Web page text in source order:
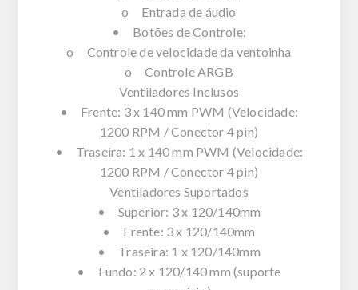
o Entrada de áudio
• Botões de Controle:
o Controle de velocidade da ventoinha
o Controle ARGB
Ventiladores Inclusos
• Frente: 3 x 140 mm PWM (Velocidade:
1200 RPM / Conector 4 pin)
• Traseira: 1 x 140 mm PWM (Velocidade:
1200 RPM / Conector 4 pin)
Ventiladores Suportados
• Superior: 3 x 120/140mm
• Frente: 3 x 120/140mm
• Traseira: 1 x 120/140mm
• Fundo: 2 x 120/140 mm (suporte